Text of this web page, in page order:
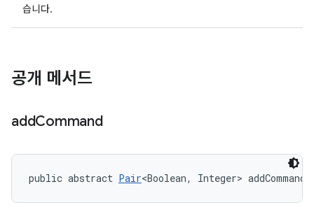
습니다.
공개 메서드
addCommand
public abstract Pair<Boolean, Integer>